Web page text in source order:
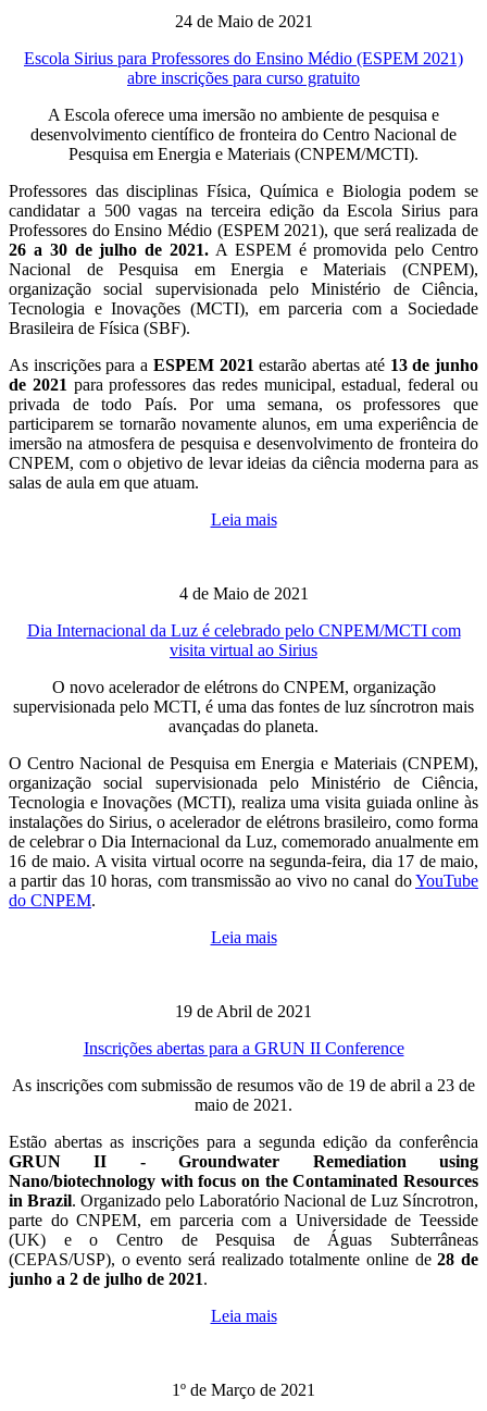
24 de Maio de 2021
Escola Sirius para Professores do Ensino Médio (ESPEM 2021)
abre inscrições para curso gratuito
A Escola oferece uma imersão no ambiente de pesquisa e
desenvolvimento científico de fronteira do Centro Nacional de
Pesquisa em Energia e Materiais (CNPEM/MCTI).
Professores das disciplinas Física, Química e Biologia podem se
candidatar a 500 vagas na terceira edição da Escola Sirius para
Professores do Ensino Médio (ESPEM 2021), que será realizada de
26 a 30 de julho de 2021. A ESPEM é promovida pelo Centro
Nacional de Pesquisa em Energia e Materiais (CNPEM),
organização social supervisionada pelo Ministério de Ciência,
Tecnologia e Inovações (MCTI), em parceria com a Sociedade
Brasileira de Física (SBF).
As inscrições para a ESPEM 2021 estarão abertas até 13 de junho
de 2021 para professores das redes municipal, estadual, federal ou
privada de todo País. Por uma semana, os professores que
participarem se tornarão novamente alunos, em uma experiência de
imersão na atmosfera de pesquisa e desenvolvimento de fronteira do
CNPEM, com o objetivo de levar ideias da ciência moderna para as
salas de aula em que atuam.
Leia mais
4 de Maio de 2021
Dia Internacional da Luz é celebrado pelo CNPEM/MCTI com
visita virtual ao Sirius
O novo acelerador de elétrons do CNPEM, organização
supervisionada pelo MCTI, é uma das fontes de luz síncrotron mais
avançadas do planeta.
O Centro Nacional de Pesquisa em Energia e Materiais (CNPEM),
organização social supervisionada pelo Ministério de Ciência,
Tecnologia e Inovações (MCTI), realiza uma visita guiada online às
instalações do Sirius, o acelerador de elétrons brasileiro, como forma
de celebrar o Dia Internacional da Luz, comemorado anualmente em
16 de maio. A visita virtual ocorre na segunda-feira, dia 17 de maio,
a partir das 10 horas, com transmissão ao vivo no canal doYouTube
do CNPEM.
Leia mais
19 de Abril de 2021
Inscrições abertas para a GRUN II Conference
As inscrições com submissão de resumos vão de 19 de abril a 23 de
maio de 2021.
Estão abertas as inscrições para a segunda edição da conferência
GRUN II - Groundwater Remediation using
Nano/biotechnology with focus on the Contaminated Resources
in Brazil. Organizado pelo Laboratório Nacional de Luz Síncrotron,
parte do CNPEM, em parceria com a Universidade de Teesside
(UK) e o Centro de Pesquisa de Águas Subterrâneas
(CEPAS/USP), o evento será realizado totalmente online de28 de
junho a 2 de julho de 2021.
Leia mais
1º de Março de 2021